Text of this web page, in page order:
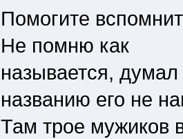
Помогите
Не помню как
называется, думал
названию его не
Там трое мужиков